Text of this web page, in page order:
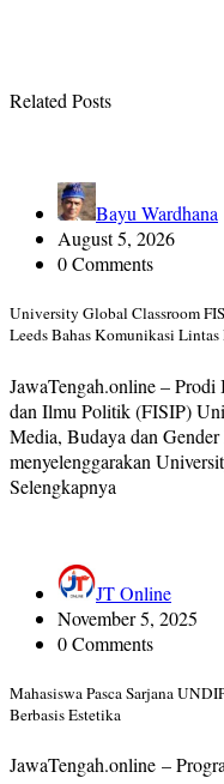
Related Posts
Bayu Wardhana
August 5, 2026
0 Comments
University Global Classroom
Leeds Bahas Komunikasi Lintas
JawaTengah.online –
dan Ilmu Politik (FISIP)
Media, Budaya dan
menyelenggarakan
Selengkapnya
JT Online
November 5, 2025
0 Comments
Mahasiswa Pasca Sarjana
Berbasis Estetika
JawaTengah.online –